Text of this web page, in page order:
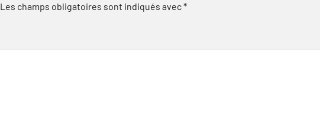
Les champs obligatoires sont indiqués avec*